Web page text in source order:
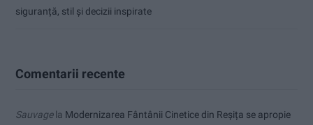
siguranță, stil și decizii inspirate
Comentarii recente
Sauvagela Modernizarea Fântânii Cinetice din Reșița se apropie